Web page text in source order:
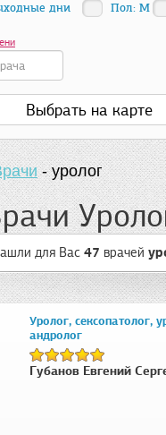
дни Пол: М
Выбрать на карте
-уролог
для Вас 47 врачей
Уролог, сексопатолог,
андролог
Губанов Евгений